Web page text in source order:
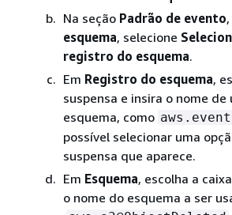
Na seção Padrão de evento
esquema, selecione
registro do esquema.
Em Registro do esquema,
suspensa e insira o nome
esquema, como
possível selecionar uma
suspensa que aparece.
Em Esquema, escolha a
o nome do esquema a ser